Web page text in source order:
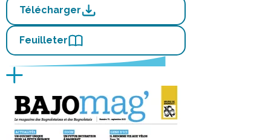
Télécharger
Feuilleter